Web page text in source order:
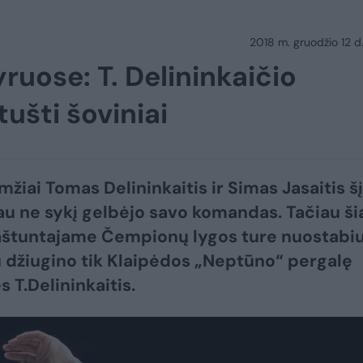
2018 m. gruodžio 12
T. Delininkaičio
šoviniai
Tomas Delininkaitis ir Simas Jasaitis šį
ne sykį gelbėjo savo komandas. Tačiau
Čempionų lygos ture
tik Klaipėdos „Neptūno“ pergalę
T.Delininkaitis.